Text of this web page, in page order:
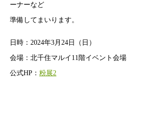
ーナーなど
準備してまいります。
日時：2024年3月24日（日）
会場：北千住マルイ11階イベント会場
公式HP： 粉展2